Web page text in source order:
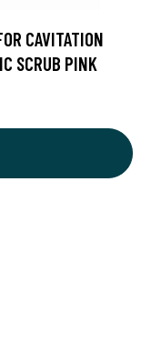
CAVITATION
SCRUB PINK